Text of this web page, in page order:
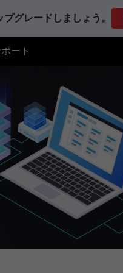
グレードしましょう。
ート